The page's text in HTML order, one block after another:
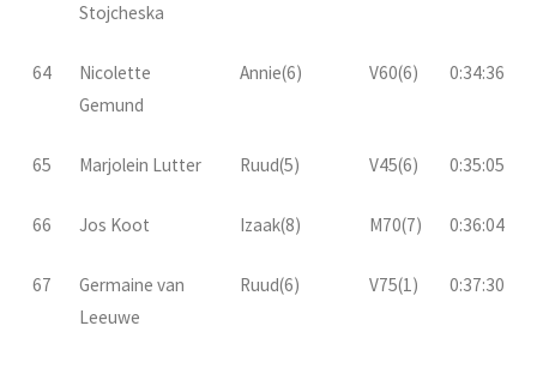
Stojcheska
64
Nicolette
Gemund
Annie(6) V60(6) 0:34:36
65 Marjolein Lutter Ruud(5) V45(6) 0:35:05
66 Jos Koot Izaak(8) M70(7) 0:36:04
67
Germaine van
Leeuwe
Ruud(6) V75(1) 0:37:30